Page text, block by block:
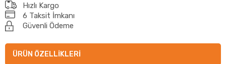
Hızlı Kargo
6 Taksit İmkanı
Güvenli Ödeme
ÜRÜN ÖZELLIKLERI